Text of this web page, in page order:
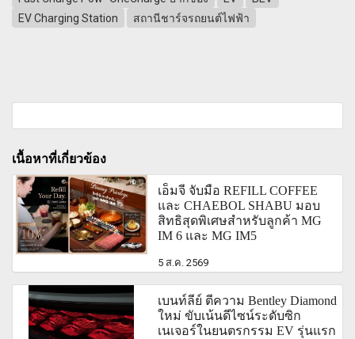
EV Charging Station
สถานีชาร์จรถยนต์ไฟฟ้า
เนื้อหาที่เกี่ยวข้อง
เอ็มจี จับมือ REFILL COFFEE
และ CHAEBOL SHABU มอบ
สิทธิสุดพิเศษสำหรับลูกค้า MG
IM 6 และ MG IM5
5 ส.ค. 2569
เบนท์ลีย์ ตีความ Bentley Diamond
ใหม่ ขับเน้นดีไซน์ระดับซิก
เนเจอร์ในยนตรกรรม EV รุ่นแรก